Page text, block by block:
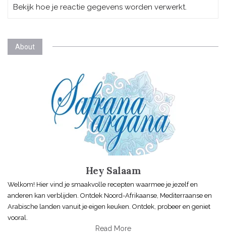
Bekijk hoe je reactie gegevens worden verwerkt.
About
Hey Salaam
Welkom! Hier vind je smaakvolle recepten waarmee je jezelf en
anderen kan verblijden. Ontdek Noord-Afrikaanse, Mediterraanse en
Arabische landen vanuit je eigen keuken. Ontdek, probeer en geniet
vooral.
Read More